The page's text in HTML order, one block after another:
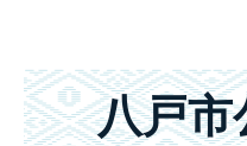
八戸市